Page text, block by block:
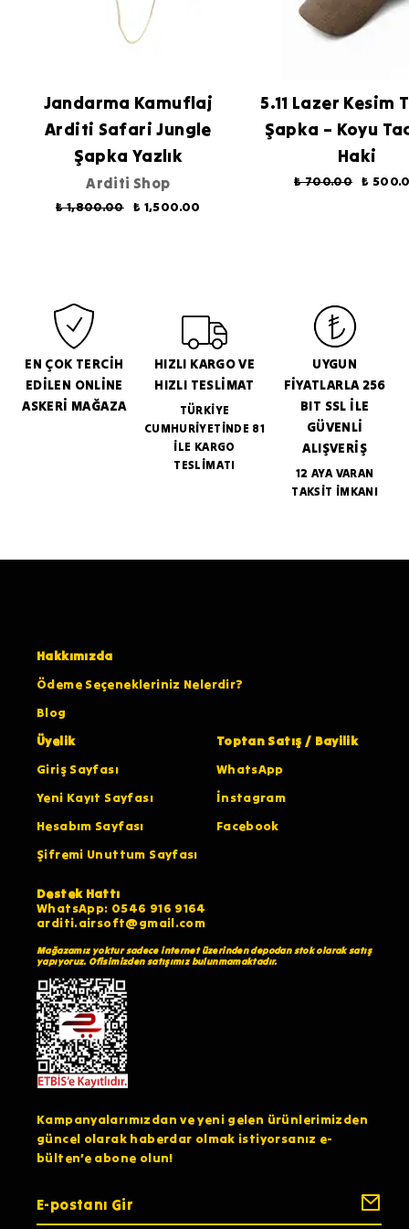
Jandarma Kamuflaj
Arditi Safari Jungle
Şapka Yazlık
Arditi Shop
₺ 1,800.00 ₺ 1,500.00
5.11 Lazer Kesim
Şapka – Koyu
Haki
₺ 700.00 ₺
EN ÇOK TERCİH
EDİLEN ONLİNE
ASKERİ MAĞAZA
HIZLI KARGO VE
HIZLI TESLİMAT
TÜRKİYE
CUMHURİYETİNDE 81
İLE KARGO
TESLİMATI
UYGUN
FİYATLARLA 256
BIT SSL İLE
GÜVENLİ
ALIŞVERİŞ
12 AYA VARAN
TAKSİT İMKANI
Hakkımızda
Ödeme Seçenekleriniz Nelerdir?
Blog
Üyelik
Giriş Sayfası
Yeni Kayıt Sayfası
Hesabım Sayfası
Şifremi Unuttum Sayfası
Toptan Satış / Bayilik
WhatsApp
İnstagram
Facebook
Destek Hattı
WhatsApp: 0546 916 9164
arditi.airsoft@gmail.com
Mağazamız yoktur sadece internet üzerinden depodan stok olarak satış
yapıyoruz. Ofisimizden satışımız bulunmamaktadır.
Kampanyalarımızdan ve yeni gelen ürünlerimizden
güncel olarak haberdar olmak istiyorsanız e-
bülten’e abone olun!